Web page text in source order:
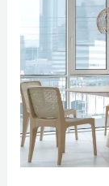
Interiores
na
Arquitetura
Moderna!